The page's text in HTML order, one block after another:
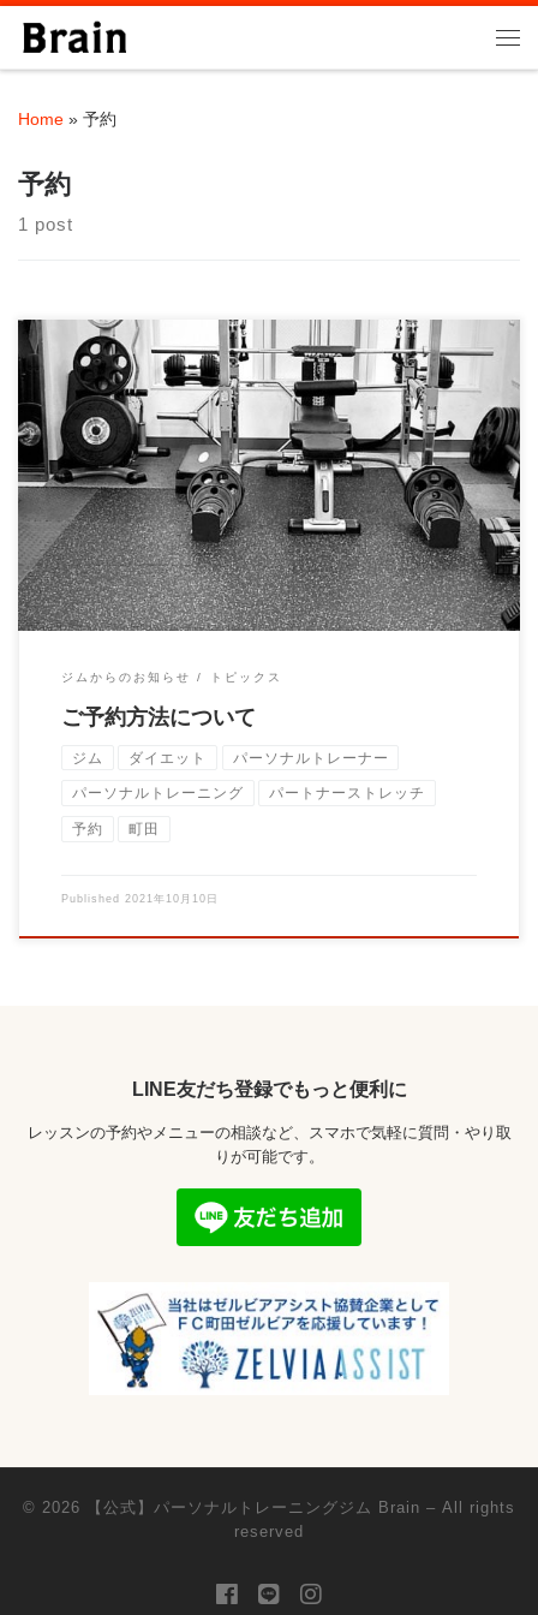
Skip to content
Home » 予約
予約
1 post
現在ご予約の方法は３つあります。 １．ホームページお問い合
わせフォーム ２．公式LIN […]
ジムからのお知らせ トピックス
ご予約方法について
ジム ダイエット パーソナルトレーナー
パーソナルトレーニング パートナーストレッチ
予約 町田
Published 2021年10月10日
LINE友だち登録でもっと便利に
レッスンの予約やメニューの相談など、スマホで気軽に質問・やり取
りが可能です。
© 2026 【公式】パーソナルトレーニングジム Brain – All rights
reserved